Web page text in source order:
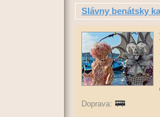
Slávny benátsky
Doprava: